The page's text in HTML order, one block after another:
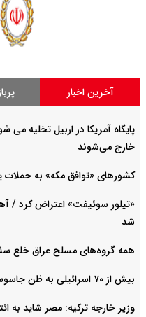
آخرین اخبار
خارج می‌شوند
کشورهای «توافق مکه» به
«تیلور سوئیفت» اعتراض کرد /
شد
همه گروه‌های مسلح عراق خلع
بیش از ۷۰ اسرائیلی به ظن جاسوسی برای ایران بازداشت شدند
وزیر خارجه ترکیه: مصر شاید به